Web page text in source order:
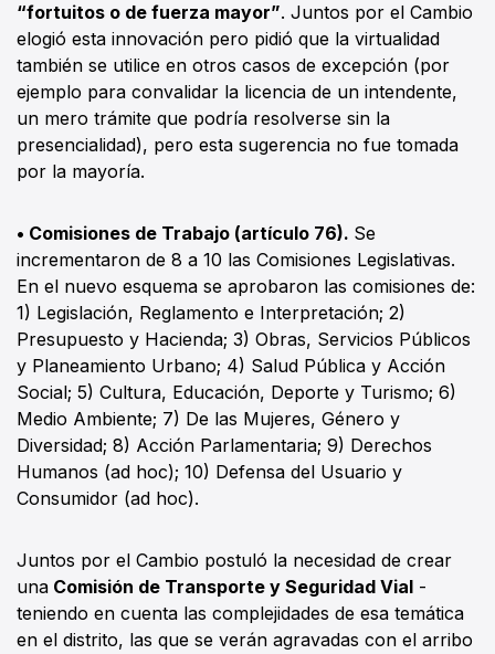
“fortuitos o de fuerza mayor”. Juntos por el Cambio
elogió esta innovación pero pidió que la virtualidad
también se utilice en otros casos de excepción (por
ejemplo para convalidar la licencia de un intendente,
un mero trámite que podría resolverse sin la
presencialidad), pero esta sugerencia no fue tomada
por la mayoría.
• Comisiones de Trabajo (artículo 76). Se
incrementaron de 8 a 10 las Comisiones Legislativas.
En el nuevo esquema se aprobaron las comisiones de:
1) Legislación, Reglamento e Interpretación; 2)
Presupuesto y Hacienda; 3) Obras, Servicios Públicos
y Planeamiento Urbano; 4) Salud Pública y Acción
Social; 5) Cultura, Educación, Deporte y Turismo; 6)
Medio Ambiente; 7) De las Mujeres, Género y
Diversidad; 8) Acción Parlamentaria; 9) Derechos
Humanos (ad hoc); 10) Defensa del Usuario y
Consumidor (ad hoc).
Juntos por el Cambio postuló la necesidad de crear
una Comisión de Transporte y Seguridad Vial -
teniendo en cuenta las complejidades de esa temática
en el distrito, las que se verán agravadas con el arribo